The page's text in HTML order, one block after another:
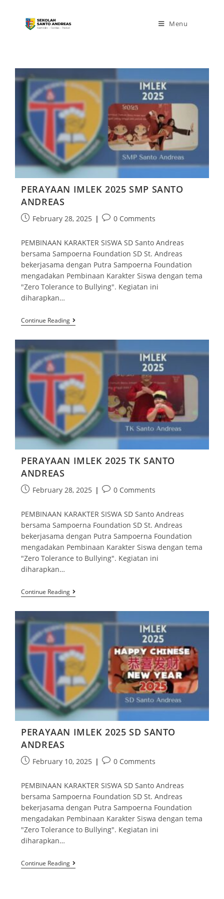
Menu
PERAYAAN IMLEK 2025 SMP SANTO
ANDREAS
February 28, 2025 0 Comments
PEMBINAAN KARAKTER SISWA SD Santo Andreas
bersama Sampoerna Foundation SD St. Andreas
bekerjasama dengan Putra Sampoerna Foundation
mengadakan Pembinaan Karakter Siswa dengan tema
"Zero Tolerance to Bullying". Kegiatan ini
diharapkan…
Continue Reading
PERAYAAN IMLEK 2025 TK SANTO
ANDREAS
February 28, 2025 0 Comments
PEMBINAAN KARAKTER SISWA SD Santo Andreas
bersama Sampoerna Foundation SD St. Andreas
bekerjasama dengan Putra Sampoerna Foundation
mengadakan Pembinaan Karakter Siswa dengan tema
"Zero Tolerance to Bullying". Kegiatan ini
diharapkan…
Continue Reading
PERAYAAN IMLEK 2025 SD SANTO
ANDREAS
February 10, 2025 0 Comments
PEMBINAAN KARAKTER SISWA SD Santo Andreas
bersama Sampoerna Foundation SD St. Andreas
bekerjasama dengan Putra Sampoerna Foundation
mengadakan Pembinaan Karakter Siswa dengan tema
"Zero Tolerance to Bullying". Kegiatan ini
diharapkan…
Continue Reading